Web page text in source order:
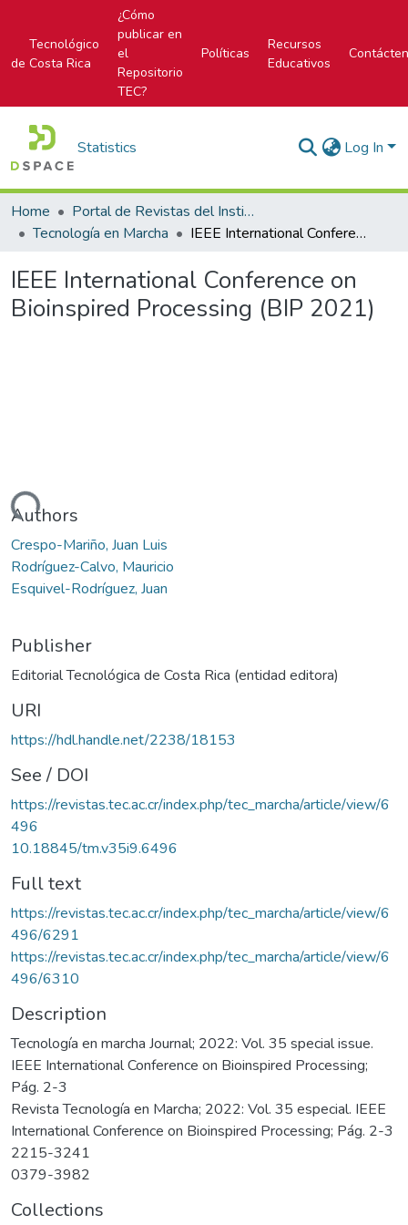
Tecnológico
de Costa Rica
¿Cómo
publicar en
el
Repositorio
TEC?
Políticas
Recursos
Educativos
Statistics Log In
Home
Portal de Revistas del Instituto Tecnológico de Costa Rica
Tecnología en Marcha
IEEE International Conference on Bioinspired Processing (BIP 2021)
IEEE International Conference on
Bioinspired Processing (BIP 2021)
Authors
Crespo-Mariño, Juan Luis
Rodríguez-Calvo, Mauricio
Esquivel-Rodríguez, Juan
Publisher
Editorial Tecnológica de Costa Rica (entidad editora)
URI
https://hdl.handle.net/2238/18153
See / DOI
https://revistas.tec.ac.cr/index.php/tec_marcha/article/view/6
496
10.18845/tm.v35i9.6496
Full text
https://revistas.tec.ac.cr/index.php/tec_marcha/article/view/6
496/6291
https://revistas.tec.ac.cr/index.php/tec_marcha/article/view/6
496/6310
Description
Tecnología en marcha Journal; 2022: Vol. 35 special issue.
IEEE International Conference on Bioinspired Processing;
Pág. 2-3
Revista Tecnología en Marcha; 2022: Vol. 35 especial. IEEE
International Conference on Bioinspired Processing; Pág. 2-3
2215-3241
0379-3982
Collections